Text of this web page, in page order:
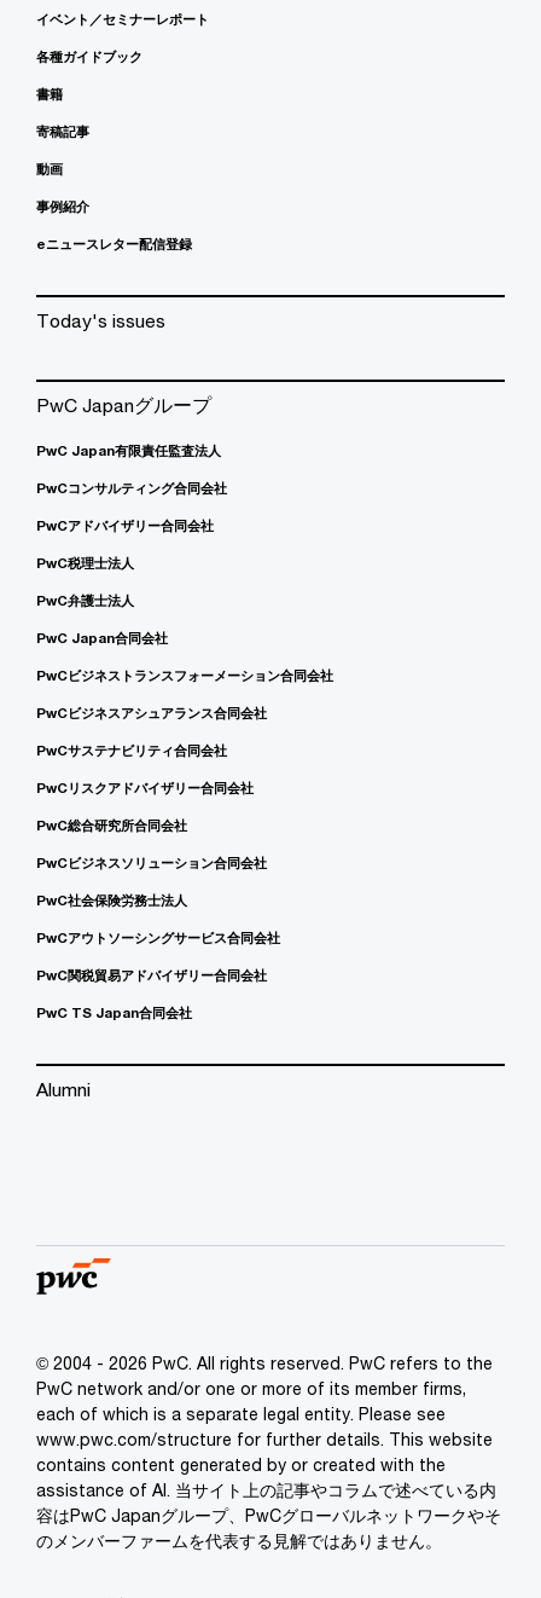
イベント／セミナーレポート
各種ガイドブック
書籍
寄稿記事
動画
事例紹介
eニュースレター配信登録
Today's issues
PwC Japanグループ
PwC Japan有限責任監査法人
PwCコンサルティング合同会社
PwCアドバイザリー合同会社
PwC税理士法人
PwC弁護士法人
PwC Japan合同会社
PwCビジネストランスフォーメーション合同会社
PwCビジネスアシュアランス合同会社
PwCサステナビリティ合同会社
PwCリスクアドバイザリー合同会社
PwC総合研究所合同会社
PwCビジネスソリューション合同会社
PwC社会保険労務士法人
PwCアウトソーシングサービス合同会社
PwC関税貿易アドバイザリー合同会社
PwC TS Japan合同会社
Alumni
© 2004 - 2026 PwC. All rights reserved. PwC refers to the
PwC network and/or one or more of its member firms,
each of which is a separate legal entity. Please see
www.pwc.com/structure for further details. This website
contains content generated by or created with the
assistance of AI. 当サイト上の記事やコラムで述べている内
容はPwC Japanグループ、PwCグローバルネットワークやそ
のメンバーファームを代表する見解ではありません。